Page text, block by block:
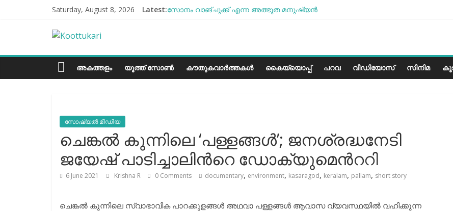
Saturday, August 8, 2026 Latest:സോനം വാങ്ചുക്ക് എന്ന അത്ഭുത മനുഷ്യന്‍
ചില്ലുഭരണിയിലെ പാരീസ് മിഠായികള്‍
Koottukari
Kottukariഅകത്തളം യൂത്ത് സോൺ കൗതുകവാർത്തകൾ കൈയ്യൊപ്പ് പറവ വീഡിയോസ് സിനിമ
സോഷ്യല്‍ മീഡിയ
ചെങ്കൽ കുന്നിലെ ‘പള്ളങ്ങൾ’; ജനശ്രദ്ധനേടി
ജയേഷ് പാടിച്ചാലിന്‍റെ ഡോക്യുമെന്‍ററി
6 June 2021 Krishna R 0 Comments documentary, environment, kasaragod, keralam, pallam, short story
ചെങ്കൽ കുന്നിലെ സ്വാഭാവിക പാറക്കുളങ്ങൾ അഥവാ പള്ളങ്ങൾ ആവാസ വ്യവസ്ഥയിൽ വഹിക്കുന്ന